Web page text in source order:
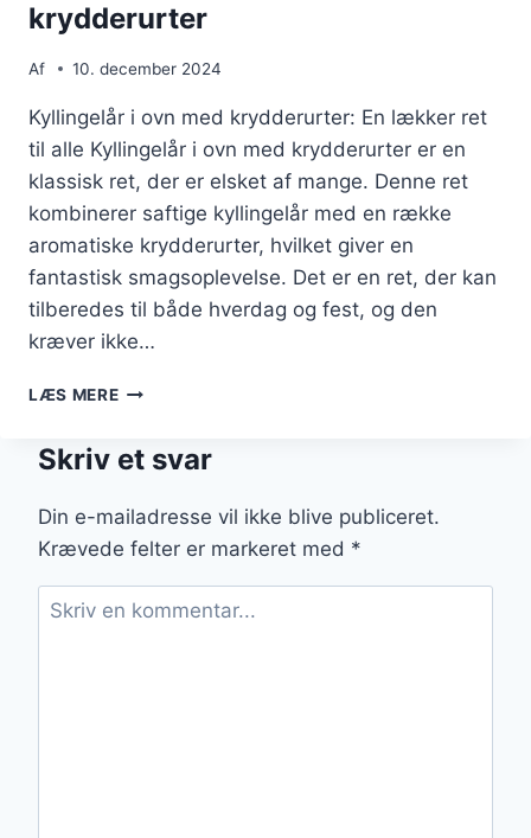
krydderurter
Af 10. december 2024
Kyllingelår i ovn med krydderurter: En lækker ret
til alle Kyllingelår i ovn med krydderurter er en
klassisk ret, der er elsket af mange. Denne ret
kombinerer saftige kyllingelår med en række
aromatiske krydderurter, hvilket giver en
fantastisk smagsoplevelse. Det er en ret, der kan
tilberedes til både hverdag og fest, og den
kræver ikke…
LÆS MEREKYLLINGELÅR
MED
Skriv et svar
Din e-mailadresse vil ikke blive publiceret.
Krævede felter er markeret med *